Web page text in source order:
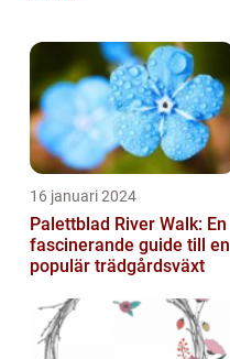
16 januari 2024
Palettblad River Walk: En
fascinerande guide till en
populär trädgårdsväxt